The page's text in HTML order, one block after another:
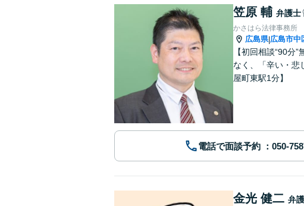
笠原 輔 弁護士
かさはら法律事務所
広島県|広島市中
【初回相談“90分
なく、「辛い・悲
屋町東駅1分】
電話で面談予約
金光 健二 弁